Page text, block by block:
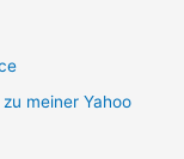
meiner Yahoo